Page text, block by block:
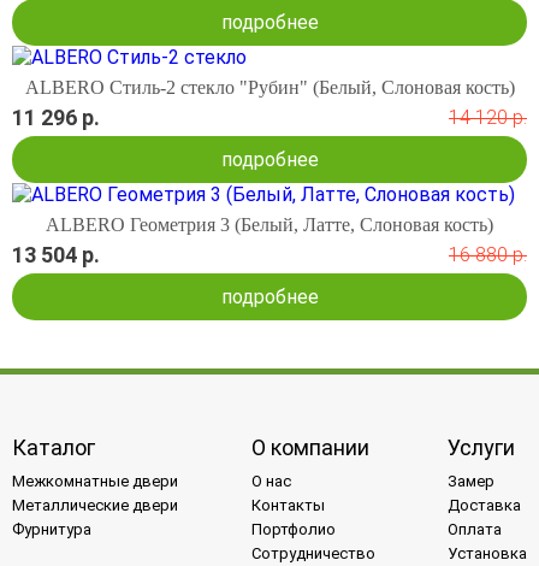
подробнее
ALBERO Стиль-2 стекло "Рубин" (Белый, Слоновая кость)
11 296 р.
14 120 р.
подробнее
ALBERO Геометрия 3 (Белый, Латте, Слоновая кость)
13 504 р.
16 880 р.
подробнее
Каталог
Межкомнатные двери
Металлические двери
Фурнитура
О компании
О нас
Контакты
Портфолио
Сотрудничество
Услуги
Замер
Доставка
Оплата
Установка